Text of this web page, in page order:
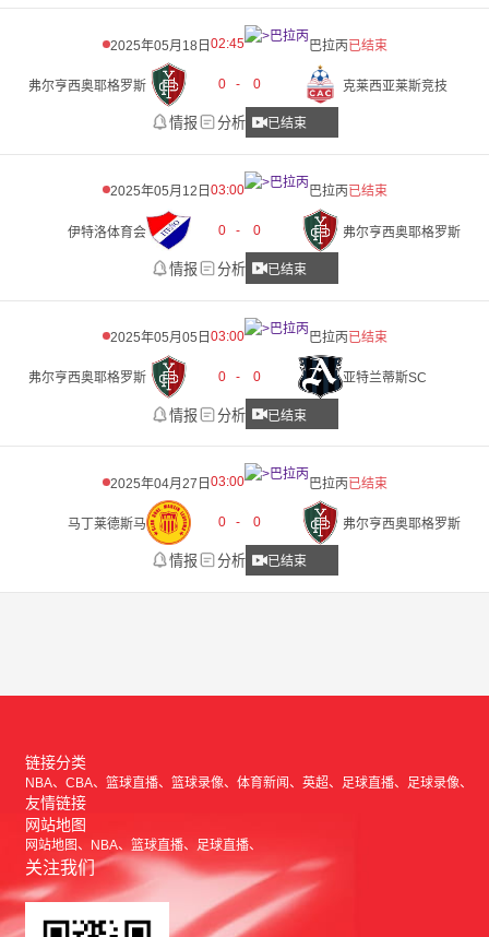
2025年05月18日 02:45 巴拉丙已结束
弗尔亨西奥耶格罗斯 0 - 0 克莱西亚莱斯竞技
情报 分析 已结束
2025年05月12日 03:00 巴拉丙已结束
伊特洛体育会 0 - 0 弗尔亨西奥耶格罗斯
情报 分析 已结束
2025年05月05日 03:00 巴拉丙已结束
弗尔亨西奥耶格罗斯 0 - 0 亚特兰蒂斯SC
情报 分析 已结束
2025年04月27日 03:00 巴拉丙已结束
马丁莱德斯马 0 - 0 弗尔亨西奥耶格罗斯
情报 分析 已结束
链接分类
NBA CBA 篮球直播 篮球录像 体育新闻 英超 足球直播 足球录像
友情链接
网站地图
网站地图 NBA 篮球直播 足球直播
关注我们